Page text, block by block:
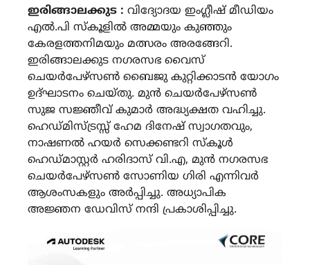
ഇരിങ്ങാലക്കുട : വിദ്യോദയ ഇംഗ്ലീഷ് മീഡിയം
എൽ.പി സ്കൂളിൽ അമ്മയും കുഞ്ഞും
കേരളത്തനിമയും മത്സരം അരങ്ങേറി.
ഇരിങ്ങാലക്കുട നഗരസഭ വൈസ്
ചെയർപേഴ്സൺ ബൈജു കുറ്റിക്കാടൻ യോഗം
ഉദ്ഘാടനം ചെയ്തു. മുൻ ചെയർപേഴ്സൺ
സുജ സജ്ഞീവ് കുമാർ അദ്ധ്യക്ഷത വഹിച്ചു.
ഹെഡ്മിസ്ട്രസ്സ് ഹേമ ദിനേഷ് സ്വാഗതവും,
നാഷണൽ ഹയർ സെക്കണ്ടറി സ്കൂൾ
ഹെഡ്മാസ്റ്റർ ഹരിദാസ് വി.എ, മുൻ നഗരസഭ
ചെയർപേഴ്സൺ സോണിയ ഗിരി എന്നിവർ
ആശംസകളും അർപ്പിച്ചു. അധ്യാപിക
അജ്ഞന ഡേവിസ് നന്ദി പ്രകാശിപ്പിച്ചു.